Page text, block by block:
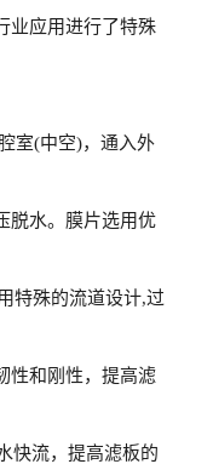
业应用进行了特殊
室(中空)，通入外
脱水。膜片选用优
特殊的流道设计,过
性和刚性，提高滤
快流，提高滤板的